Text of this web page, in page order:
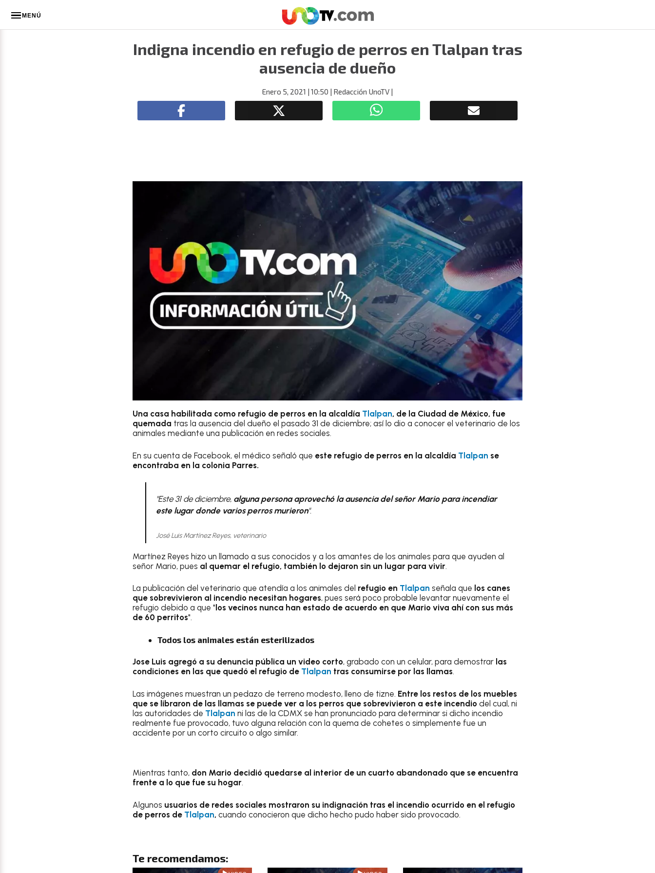
MENÚ
Indigna incendio en refugio de perros en Tlalpan tras
ausencia de dueño
Enero 5, 2021 | 10:50 | Redacción UnoTV |
Una casa habilitada como refugio de perros en la alcaldía Tlalpan, de la Ciudad de México, fue
quemada tras la ausencia del dueño el pasado 31 de diciembre; así lo dio a conocer el veterinario de los
animales mediante una publicación en redes sociales.
En su cuenta de Facebook, el médico señaló que este refugio de perros en la alcaldía Tlalpan se
encontraba en la colonia Parres.
"Este 31 de diciembre, alguna persona aprovechó la ausencia del señor Mario para incendiar
este lugar donde varios perros murieron".
José Luis Martínez Reyes, veterinario
Martínez Reyes hizo un llamado a sus conocidos y a los amantes de los animales para que ayuden al
señor Mario, pues al quemar el refugio, también lo dejaron sin un lugar para vivir.
La publicación del veterinario que atendía a los animales del refugio en Tlalpan señala que los canes
que sobrevivieron al incendio necesitan hogares, pues será poco probable levantar nuevamente el
refugio debido a que " los vecinos nunca han estado de acuerdo en que Mario viva ahí con sus más
de 60 perritos".
Todos los animales están esterilizados
Jose Luis agregó a su denuncia pública un video corto, grabado con un celular, para demostrar las
condiciones en las que quedó el refugio de Tlalpan tras consumirse por las llamas.
Las imágenes muestran un pedazo de terreno modesto, lleno de tizne. Entre los restos de los muebles
que se libraron de las llamas se puede ver a los perros que sobrevivieron a este incendio del cual, ni
las autoridades de Tlalpan ni las de la CDMX se han pronunciado para determinar si dicho incendio
realmente fue provocado, tuvo alguna relación con la quema de cohetes o simplemente fue un
accidente por un corto circuito o algo similar.
Mientras tanto, don Mario decidió quedarse al interior de un cuarto abandonado que se encuentra
frente a lo que fue su hogar.
Algunos usuarios de redes sociales mostraron su indignación tras el incendio ocurrido en el refugio
de perros de Tlalpan, cuando conocieron que dicho hecho pudo haber sido provocado.
Te recomendamos: